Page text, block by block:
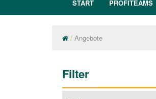
START PROFITEAMS
Angebote
Filter